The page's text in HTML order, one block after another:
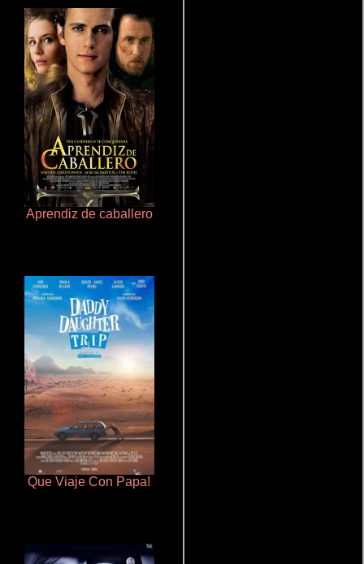
Aprendiz de caballero
Que Viaje Con Papa!